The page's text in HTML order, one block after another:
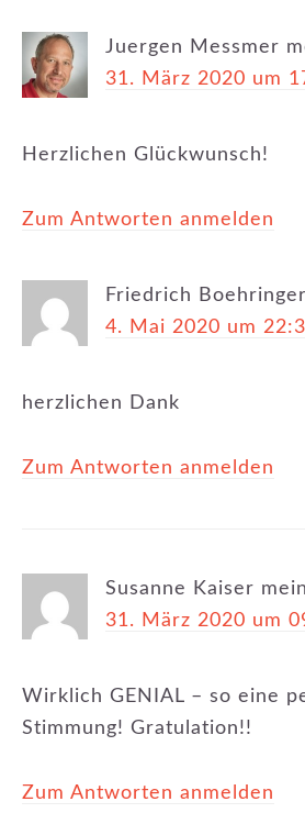
Juergen Messmer
31. März 2020 um
Herzlichen Glückwunsch!
Zum Antworten anmelden
Friedrich Boehringer
4. Mai 2020 um
herzlichen Dank
Zum Antworten anmelden
Susanne Kaiser
31. März 2020 um
Wirklich GENIAL – so eine
Stimmung! Gratulation!!
Zum Antworten anmelden